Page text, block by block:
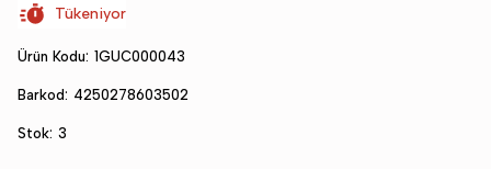
Tükeniyor
Ürün Kodu: 1GUC000043
Barkod: 4250278603502
Stok: 3